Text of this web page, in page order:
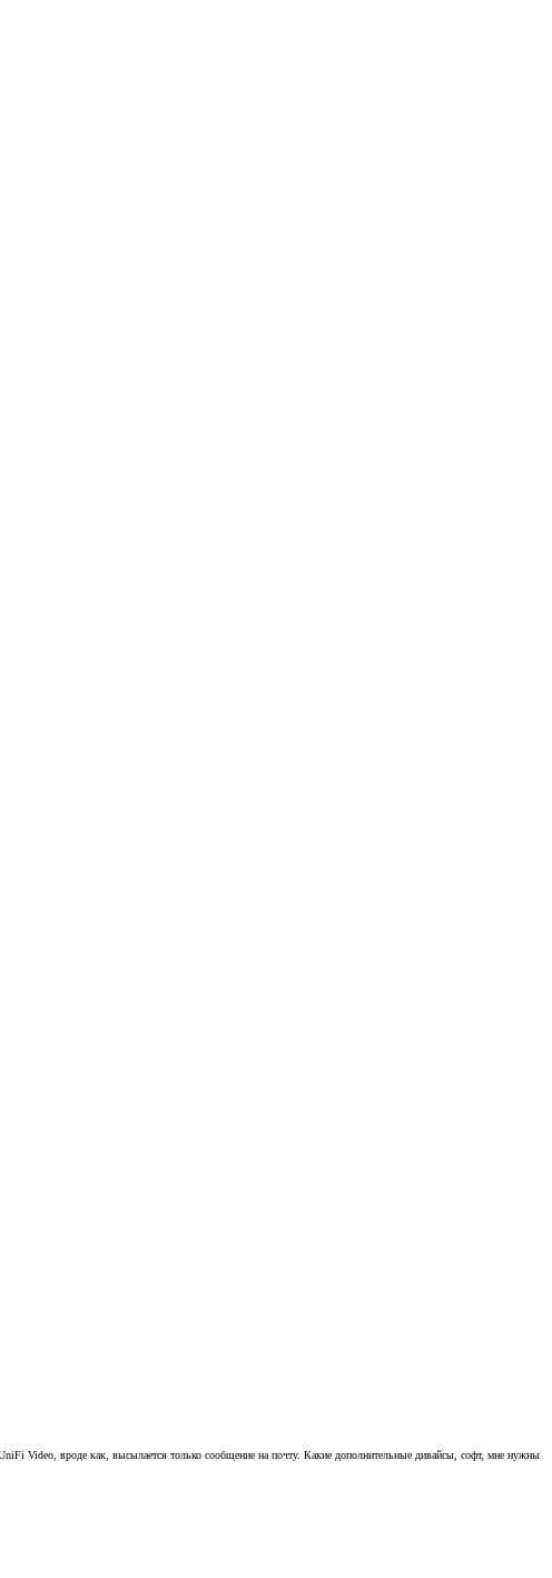
Video, вроде как, высылается только сообщение на почту. Какие дополнительные дивайсы, софт, мне нужны